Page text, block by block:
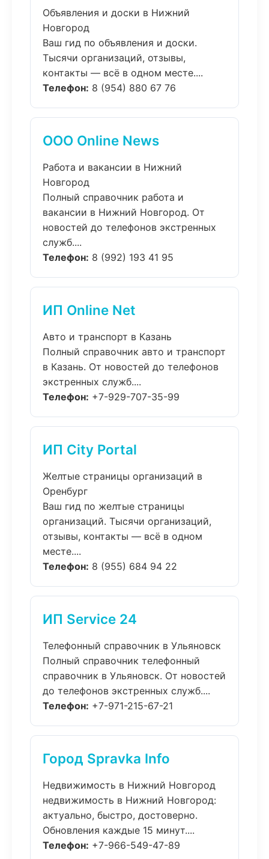
Объявления и доски в Нижний
Новгород
Ваш гид по объявления и доски.
Тысячи организаций, отзывы,
контакты — всё в одном месте....
Телефон: 8 (954) 880 67 76
ООО Online News
Работа и вакансии в Нижний
Новгород
Полный справочник работа и
вакансии в Нижний Новгород. От
новостей до телефонов экстренных
служб....
Телефон: 8 (992) 193 41 95
ИП Online Net
Авто и транспорт в Казань
Полный справочник авто и транспорт
в Казань. От новостей до телефонов
экстренных служб....
Телефон: +7-929-707-35-99
ИП City Portal
Желтые страницы организаций в
Оренбург
Ваш гид по желтые страницы
организаций. Тысячи организаций,
отзывы, контакты — всё в одном
месте....
Телефон: 8 (955) 684 94 22
ИП Service 24
Телефонный справочник в Ульяновск
Полный справочник телефонный
справочник в Ульяновск. От новостей
до телефонов экстренных служб....
Телефон: +7-971-215-67-21
Город Spravka Info
Недвижимость в Нижний Новгород
недвижимость в Нижний Новгород:
актуально, быстро, достоверно.
Обновления каждые 15 минут....
Телефон: +7-966-549-47-89